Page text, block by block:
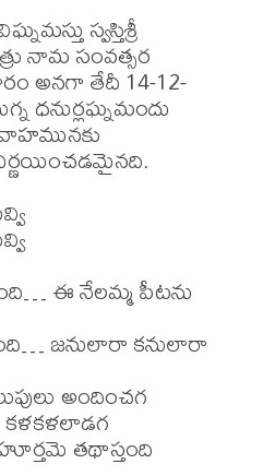
స్వస్తిశ్రీ
నామ సంవత్సర
అనగా తేదీ 14-12-
ధనుర్లఘ్నమందు
ఈ నేలమ్మ పీటను
జనులారా కనులారా
అందించగ
తథాస్తంది